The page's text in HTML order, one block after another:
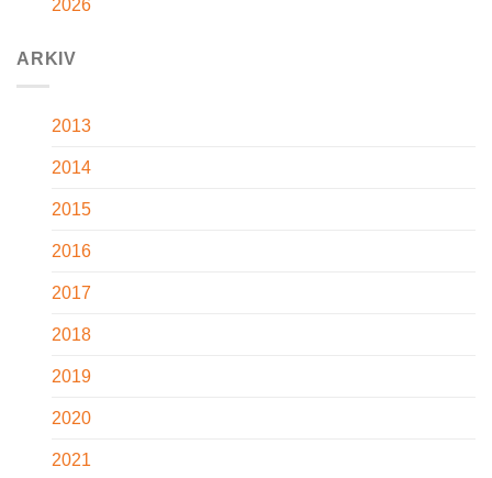
2026
ARKIV
2013
2014
2015
2016
2017
2018
2019
2020
2021